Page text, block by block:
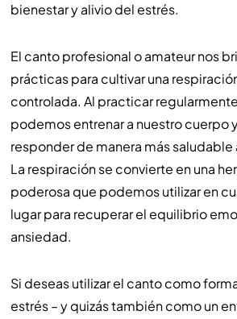
bienestar y alivio del estrés.
El canto profesional o amateur nos
prácticas para cultivar una
controlada. Al practicar
podemos entrenar a nuestro cuerpo
responder de manera más saludable
La respiración se convierte en una
poderosa que podemos utilizar en
lugar para recuperar el equilibrio
ansiedad.
Si deseas utilizar el canto como
estrés – y quizás también como un